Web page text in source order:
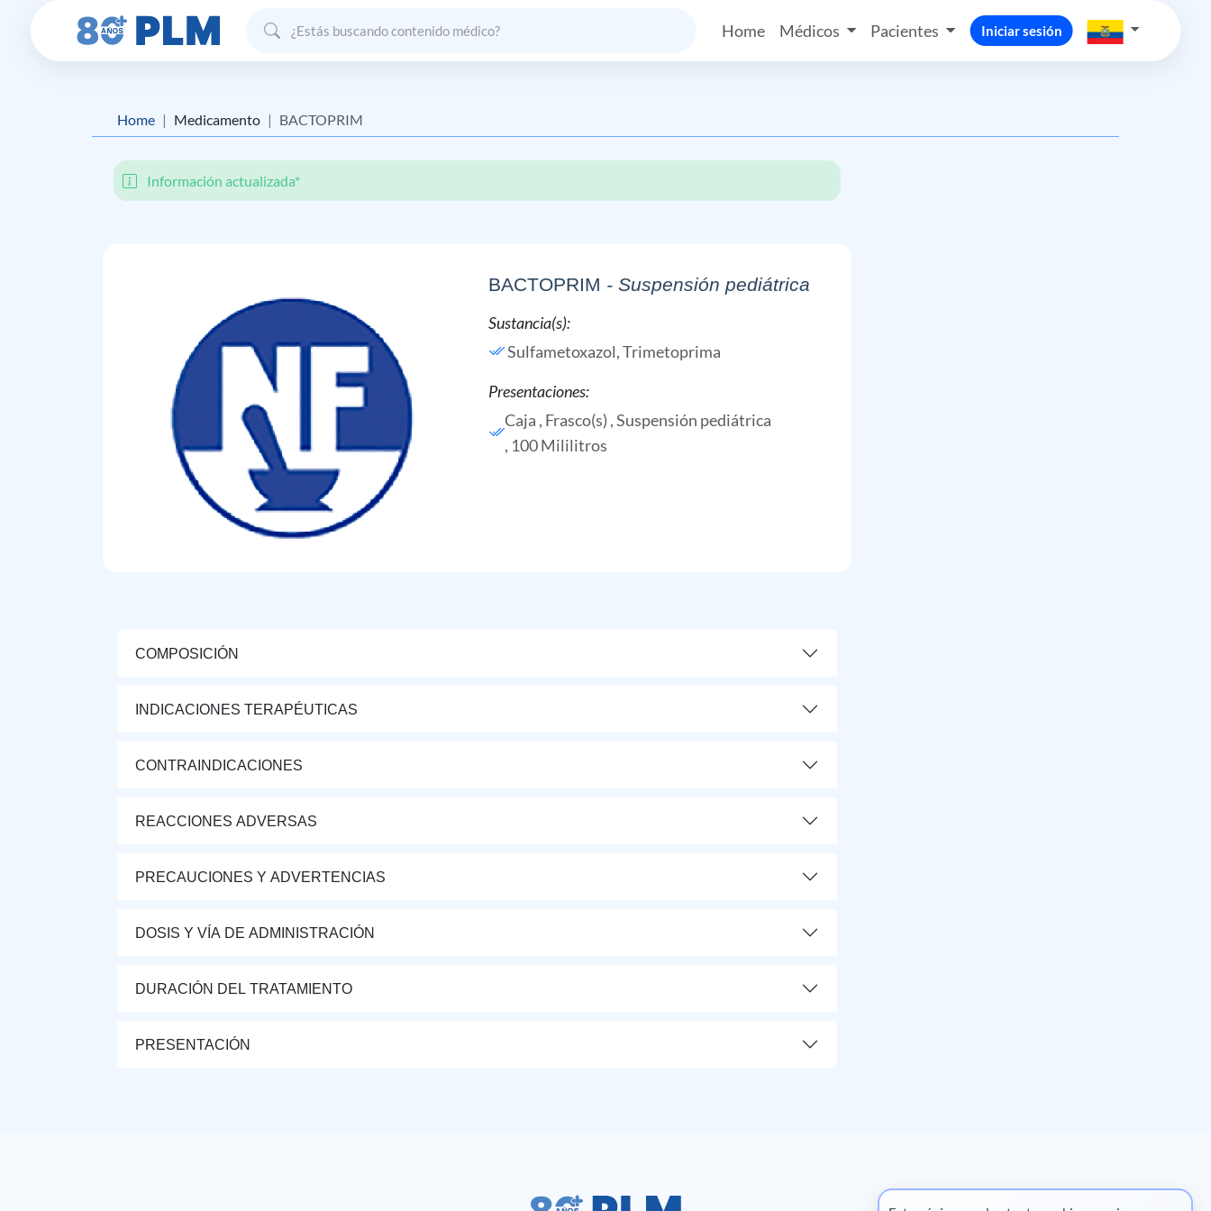
Home Médicos Pacientes Iniciar sesión
Home Medicamento BACTOPRIM
Información actualizada*
BACTOPRIM - Suspensión pediátrica
Sustancia(s):
Sulfametoxazol,Trimetoprima
Presentaciones:
Caja , Frasco(s) , Suspensión pediátrica
, 100 Mililitros
COMPOSICIÓN
INDICACIONES TERAPÉUTICAS
CONTRAINDICACIONES
REACCIONES ADVERSAS
PRECAUCIONES Y ADVERTENCIAS
DOSIS Y VÍA DE ADMINISTRACIÓN
DURACIÓN DEL TRATAMIENTO
PRESENTACIÓN